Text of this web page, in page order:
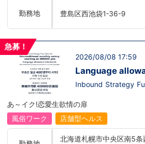
分なんです。まずは
なたの想いを聞かせ
私たちの想いを説明
と思います。ご応
職者になれない(´;ω;
ませんか？？当グル
く実力主義です。頑
のある方には必要な
入社後、最短で8ヶ
もいます。その先輩
ませんか！？勿論、
も活躍中。ハピネス
イトレジャー業界だ
企業様に引けを取ら
いる会社です。その
入社・勤務のできる
ャルサイトを
勤務地 豊島区西池袋1-36-9
急募！
2026/08/08 17:59
Language
introduced/推出
Inbound Strategy
00 yenLanguage
More preferential for
t in 3 or more
저 공략무조건 월급
底的入站策略無條件
あ～イク!恋愛生欲情の扉
風俗ワーク
店舗型ヘルス
北海道札幌市中央区南5